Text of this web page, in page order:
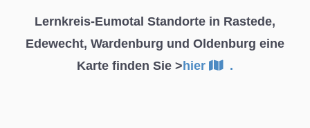
Lernkreis-Eumotal Standorte in Rastede,
Edewecht, Wardenburg und Oldenburg eine
Karte finden Sie > hier .